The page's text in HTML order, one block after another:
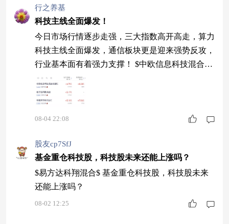
行之养基
科技主线全面爆发！
今日市场行情逐步走强，三大指数高开高走，算力
科技主线全面爆发，通信板块更是迎来强势反攻，
行业基本面有着强力支撑！ $中欧信息科技混合发
起C$涨幅6.79% $易方达科翔混合$涨幅5.17% $华
夏新锦程混合C$涨幅5.18%
08-04 22:08
股友cp7SfJ
基金重仓科技股，科技股未来还能上涨吗？
$易方达科翔混合$ 基金重仓科技股，科技股未来
还能上涨吗？
08-02 12:25